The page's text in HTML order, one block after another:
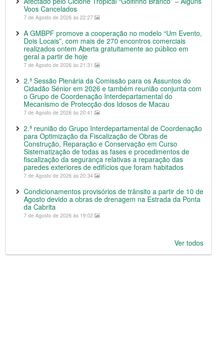
Voos Cancelados
7 de Agosto de 2026 às 22:27
A GMBPF promove a cooperação no modelo “Um Evento,
Dois Locais”, com mais de 270 encontros comerciais
realizados ontem Aberta gratuitamente ao público em
geral a partir de hoje
7 de Agosto de 2026 às 21:31
2.ª Sessão Plenária da Comissão para os Assuntos do
Cidadão Sénior em 2026 e também reunião conjunta com
o Grupo de Coordenação Interdepartamental do
Mecanismo de Protecção dos Idosos de Macau
7 de Agosto de 2026 às 20:41
2.ª reunião do Grupo Interdepartamental de Coordenação
para Optimização da Fiscalização de Obras de
Construção, Reparação e Conservação em Curso
Sistematização de todas as fases e procedimentos de
fiscalização da segurança relativas a reparação das
paredes exteriores de edifícios que foram habitados
7 de Agosto de 2026 às 20:34
Condicionamentos provisórios de trânsito a partir de 10 de
Agosto devido a obras de drenagem na Estrada da Ponta
da Cabrita
7 de Agosto de 2026 às 19:02
Ver todos